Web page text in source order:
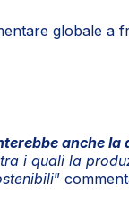
globale a
anche la
i quali la
”